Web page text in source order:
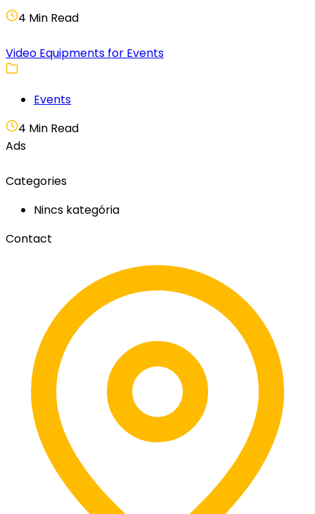
4 Min Read
Video Equipments for Events
Events
4 Min Read
Ads
Categories
Nincs kategória
Contact